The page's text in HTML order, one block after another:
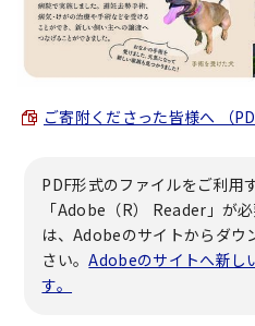
ご寄附くださった皆様へ （
PDF形式のファイルをご利用
「Adobe（R） Reader」が
は、Adobeのサイトからダウ
さい。Adobeのサイトへ新し
す。